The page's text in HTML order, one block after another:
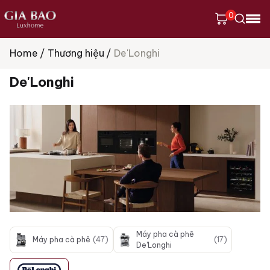
0
sản
Home Thương hiệu De'Longhi
De'Longhi
Máy pha cà phê (47)
Máy pha cà phê
De'Longhi
(17)